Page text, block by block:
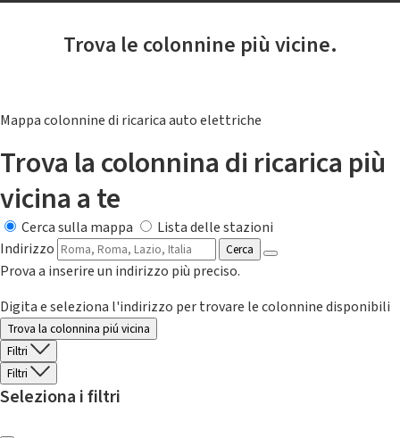
Trova le colonnine più vicine.
Mappa colonnine di ricarica auto elettriche
Trova la colonnina di ricarica più
vicina a te
Cerca sulla mappa
Lista delle stazioni
Indirizzo
Cerca
Prova a inserire un indirizzo più preciso.
Digita e seleziona l'indirizzo per trovare le colonnine disponibili
Trova la colonnina piú vicina
Filtri
Filtri
Seleziona i filtri